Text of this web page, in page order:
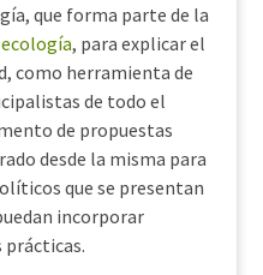
que forma parte de la
, para explicar el
como herramienta de
de todo el
de propuestas
desde la misma para
que se presentan
incorporar